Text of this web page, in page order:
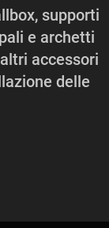
supporti
e archetti
accessori
delle